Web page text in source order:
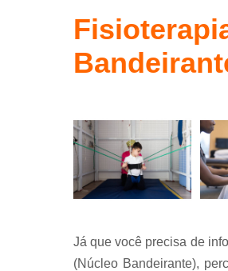
Já que você precisa de
(Núcleo Bandeirante),